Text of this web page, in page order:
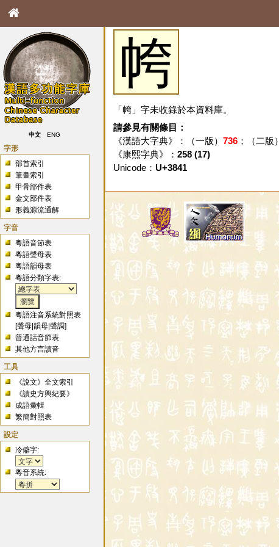
中文 ENG
字形
部首索引
筆畫索引
甲骨部件表
金文部件表
形義源流通解
字音
粵語音節表
粵語聲母表
粵語韻母表
粵語分類字表:
粵語注音系統對照表
[聲母 |韻母 |聲調]
普通話音節表
其他方言讀音
工具
《說文》全文索引
《讀史方輿紀要》
成語彙輯
繁簡對照表
設定
冷僻字:
粵音系統:
㡁
「㡁」字未收錄於本資料庫。
請參見有關條目：
《漢語大字典》：（一版） 736；（二版）
《康熙字典》： 258 (17)
Unicode： U+3841